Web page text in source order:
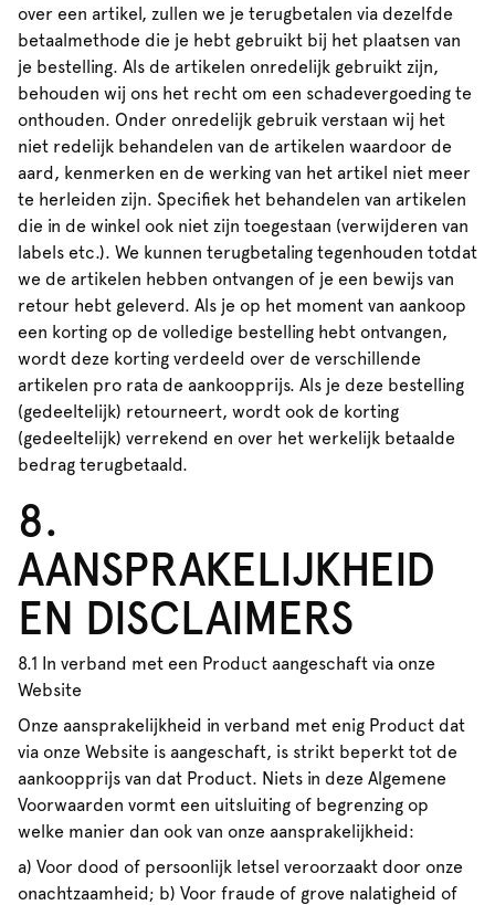
over een artikel, zullen we je terugbetalen via dezelfde
betaalmethode die je hebt gebruikt bij het plaatsen van
je bestelling. Als de artikelen onredelijk gebruikt zijn,
behouden wij ons het recht om een schadevergoeding te
onthouden. Onder onredelijk gebruik verstaan wij het
niet redelijk behandelen van de artikelen waardoor de
aard, kenmerken en de werking van het artikel niet meer
te herleiden zijn. Specifiek het behandelen van artikelen
die in de winkel ook niet zijn toegestaan (verwijderen van
labels etc.). We kunnen terugbetaling tegenhouden totdat
we de artikelen hebben ontvangen of je een bewijs van
retour hebt geleverd. Als je op het moment van aankoop
een korting op de volledige bestelling hebt ontvangen,
wordt deze korting verdeeld over de verschillende
artikelen pro rata de aankoopprijs. Als je deze bestelling
(gedeeltelijk) retourneert, wordt ook de korting
(gedeeltelijk) verrekend en over het werkelijk betaalde
bedrag terugbetaald.
8.
AANSPRAKELIJKHEID
EN DISCLAIMERS
8.1 In verband met een Product aangeschaft via onze
Website
Onze aansprakelijkheid in verband met enig Product dat
via onze Website is aangeschaft, is strikt beperkt tot de
aankoopprijs van dat Product. Niets in deze Algemene
Voorwaarden vormt een uitsluiting of begrenzing op
welke manier dan ook van onze aansprakelijkheid:
a) Voor dood of persoonlijk letsel veroorzaakt door onze
onachtzaamheid; b) Voor fraude of grove nalatigheid of